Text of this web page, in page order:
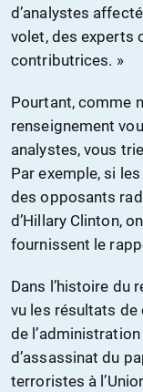
d’analystes
volet, des experts
contributrices. »
Pourtant, comme
renseignement
analystes, vous
Par exemple, si
des opposants
d’Hillary Clinton,
fournissent le
Dans l’histoire du
vu les résultats de
de
d’assassinat du
terroristes à